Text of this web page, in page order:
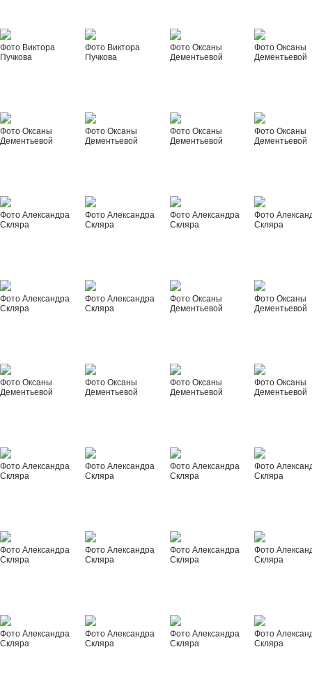
Фото Виктора
Пучкова
Фото Виктора
Пучкова
Фото Оксаны
Дементьевой
Фото Оксаны
Дементьевой
Фото Оксаны
Дементьевой
Фото Оксаны
Дементьевой
Фото Оксаны
Дементьевой
Фото Оксаны
Дементьевой
Фото Александра
Скляра
Фото Александра
Скляра
Фото Александра
Скляра
Фото
Скляра
Фото Александра
Скляра
Фото Александра
Скляра
Фото Оксаны
Дементьевой
Фото Оксаны
Дементьевой
Фото Оксаны
Дементьевой
Фото Оксаны
Дементьевой
Фото Оксаны
Дементьевой
Фото Оксаны
Дементьевой
Фото Александра
Скляра
Фото Александра
Скляра
Фото Александра
Скляра
Фото
Скляра
Фото Александра
Скляра
Фото Александра
Скляра
Фото Александра
Скляра
Фото
Скляра
Фото Александра
Скляра
Фото Александра
Скляра
Фото Александра
Скляра
Фото
Скляра